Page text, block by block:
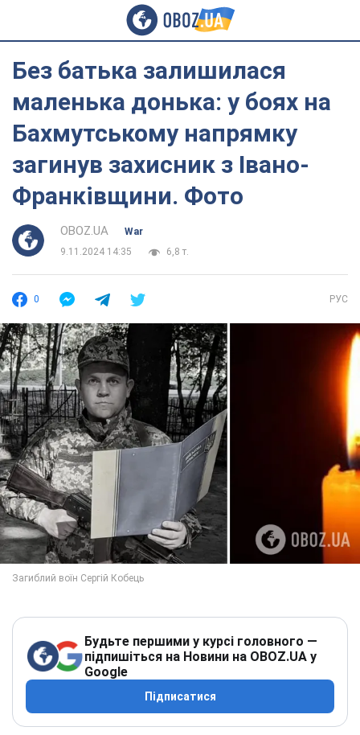
Без батька залишилася
маленька донька: у боях на
Бахмутському напрямку
загинув захисник з Івано-
Франківщини. Фото
OBOZ.UA
War
9.11.2024 14:35
6,8 т.
0 РУС
Будьте першими у курсі головного —
підпишіться на Новини на OBOZ.UA у
Google
Підписатися